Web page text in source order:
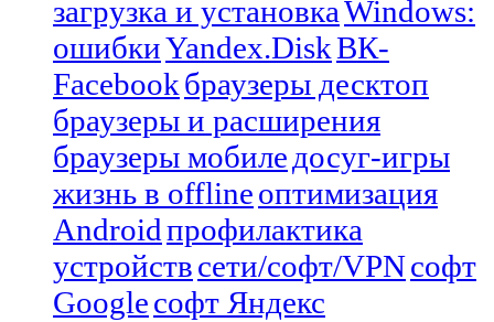
загрузка и установкаWindows:
ошибкиYandex.DiskВК-
Facebookбраузеры десктоп
браузеры и расширения
браузеры мобиле досуг-игры
жизнь в offlineоптимизация
Androidпрофилактика
устройствсети/софт/VPNсофт
Googleсофт Яндекс